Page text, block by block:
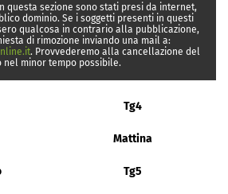
questa sezione sono stati presi da internet,
dominio. Se i soggetti presenti in questi
qualcosa in contrario alla pubblicazione,
di rimozione inviando una mail a:
. Provvederemo alla cancellazione del
nel minor tempo possibile.
Tg4
Mattina
Tg5